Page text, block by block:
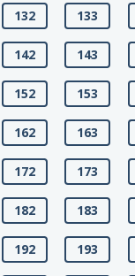
132 133
142 143
152 153
162 163
172 173
182 183
192 193